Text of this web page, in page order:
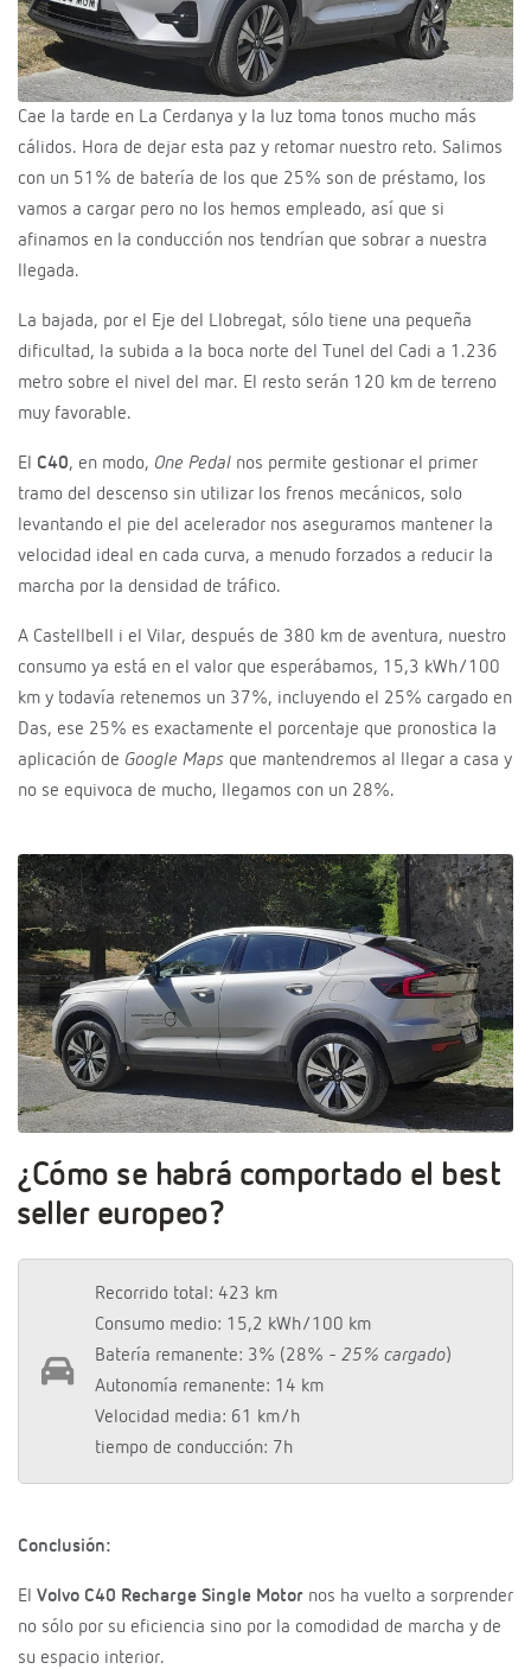
Cae la tarde en La Cerdanya y la luz toma tonos mucho más
cálidos. Hora de dejar esta paz y retomar nuestro reto. Salimos
con un 51% de batería de los que 25% son de préstamo, los
vamos a cargar pero no los hemos empleado, así que si
afinamos en la conducción nos tendrían que sobrar a nuestra
llegada.
La bajada, por el Eje del Llobregat, sólo tiene una pequeña
dificultad, la subida a la boca norte del Tunel del Cadi a 1.236
metro sobre el nivel del mar. El resto serán 120 km de terreno
muy favorable.
El C40, en modo, One Pedal nos permite gestionar el primer
tramo del descenso sin utilizar los frenos mecánicos, solo
levantando el pie del acelerador nos aseguramos mantener la
velocidad ideal en cada curva, a menudo forzados a reducir la
marcha por la densidad de tráfico.
A Castellbell i el Vilar, después de 380 km de aventura, nuestro
consumo ya está en el valor que esperábamos, 15,3 kWh/100
km y todavía retenemos un 37%, incluyendo el 25% cargado en
Das, ese 25% es exactamente el porcentaje que pronostica la
aplicación de Google Maps que mantendremos al llegar a casa y
no se equivoca de mucho, llegamos con un 28%.
¿Cómo se habrá comportado el best
seller europeo?
Recorrido total: 423 km
Consumo medio: 15,2 kWh/100 km
Batería remanente: 3% (28% - 25% cargado)
Autonomía remanente: 14 km
Velocidad media: 61 km/h
tiempo de conducción: 7h
Conclusión:
El Volvo C40 Recharge Single Motor nos ha vuelto a sorprender
no sólo por su eficiencia sino por la comodidad de marcha y de
su espacio interior.